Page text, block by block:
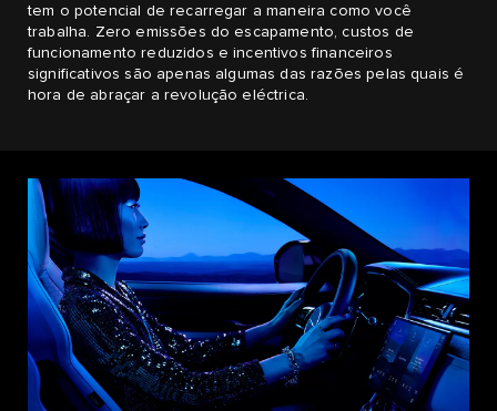
tem o potencial de recarregar a maneira como você
trabalha. Zero emissões do escapamento, custos de
funcionamento reduzidos e incentivos financeiros
significativos são apenas algumas das razões pelas quais é
hora de abraçar a revolução eléctrica.